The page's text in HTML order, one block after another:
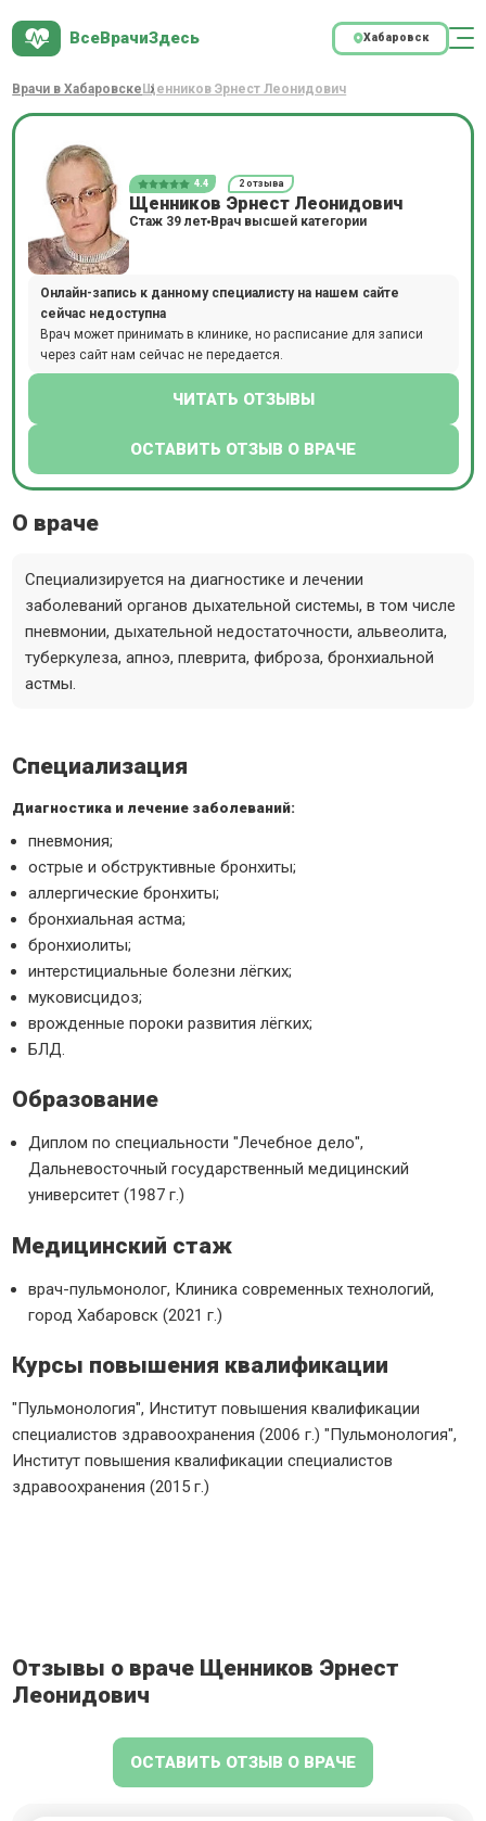
ВсеВрачиЗдесь Хабаровск
Врачи в Хабаровске Щенников Эрнест Леонидович
4.4 2 отзыва
Щенников Эрнест Леонидович
Стаж 39 лет Врач высшей категории
Онлайн-запись к данному специалисту на нашем сайте
сейчас недоступна
Врач может принимать в клинике, но расписание для записи
через сайт нам сейчас не передается.
ЧИТАТЬ ОТЗЫВЫ
ОСТАВИТЬ ОТЗЫВ О ВРАЧЕ
О враче
Специализируется на диагностике и лечении
заболеваний органов дыхательной системы, в том числе
пневмонии, дыхательной недостаточности, альвеолита,
туберкулеза, апноэ, плеврита, фиброза, бронхиальной
астмы.
Специализация
Диагностика и лечение заболеваний:
пневмония;
острые и обструктивные бронхиты;
аллергические бронхиты;
бронхиальная астма;
бронхиолиты;
интерстициальные болезни лёгких;
муковисцидоз;
врожденные пороки развития лёгких;
БЛД.
Образование
Диплом по специальности "Лечебное дело",
Дальневосточный государственный медицинский
университет (1987 г.)
Медицинский стаж
врач-пульмонолог, Клиника современных технологий,
город Хабаровск (2021 г.)
Курсы повышения квалификации
"Пульмонология", Институт повышения квалификации
специалистов здравоохранения (2006 г.) "Пульмонология",
Институт повышения квалификации специалистов
здравоохранения (2015 г.)
Отзывы о враче Щенников Эрнест
Леонидович
ОСТАВИТЬ ОТЗЫВ О ВРАЧЕ